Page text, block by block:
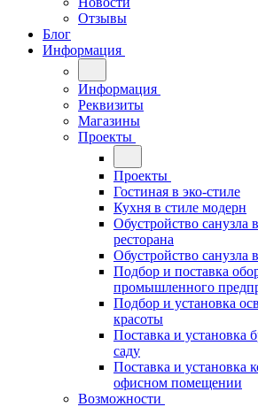
Отзывы
Блог
Информация
Информация
Реквизиты
Магазины
Проекты
Проекты
Гостиная в эко-стиле
Кухня в стиле модерн
Обустройство санузла
ресторана
Обустройство санузла
Подбор и поставка
промышленного
Подбор и установка
красоты
Поставка и установка
саду
Поставка и установка
офисном помещении
Возможности